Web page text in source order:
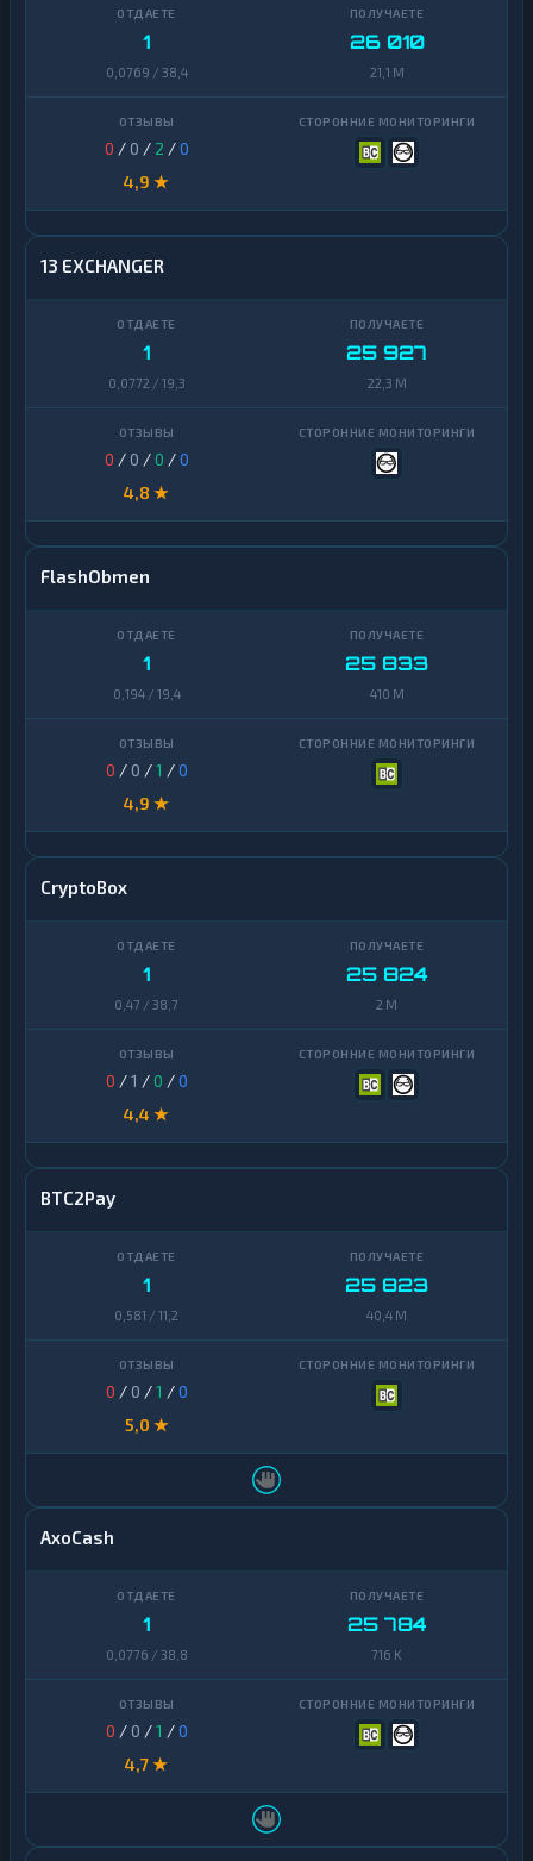
1
0,0769 / 38,4
26 010
21,1 M
0 / 0 / 2 /0
4,9 ★
13 EXCHANGER
1
0,0772 / 19,3
25 927
22,3 M
0 / 0 /0 /0
4,8 ★
FlashObmen
1
0,194 / 19,4
25 833
410 M
0 / 0 /1 /0
4,9 ★
CryptoBox
1
0,47 / 38,7
25 824
2 M
0 /1 /0 /0
4,4 ★
BTC2Pay
1
0,581 / 11,2
25 823
40,4 M
0 / 0 /1 /0
5,0 ★
AxoCash
1
0,0776 / 38,8
25 784
716 K
0 / 0 /1 /0
4,7 ★